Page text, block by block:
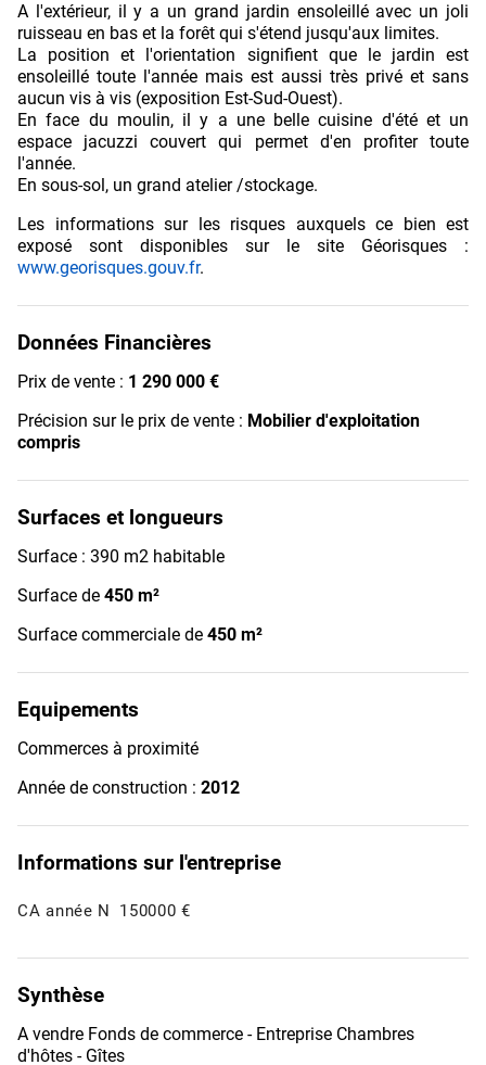
A l'extérieur, il y a un grand jardin ensoleillé avec un joli
ruisseau en bas et la forêt qui s'étend jusqu'aux limites.
La position et l'orientation signifient que le jardin est
ensoleillé toute l'année mais est aussi très privé et sans
aucun vis à vis (exposition Est-Sud-Ouest).
En face du moulin, il y a une belle cuisine d'été et un
espace jacuzzi couvert qui permet d'en profiter toute
l'année.
En sous-sol, un grand atelier /stockage.
Les informations sur les risques auxquels ce bien est
exposé sont disponibles sur le site Géorisques :
www.georisques.gouv.fr.
Données Financières
Prix de vente : 1 290 000 €
Précision sur le prix de vente : Mobilier d'exploitation
compris
Surfaces et longueurs
Surface : 390 m2 habitable
Surface de 450 m²
Surface commerciale de 450 m²
Equipements
Commerces à proximité
Année de construction : 2012
Informations sur l'entreprise
CA année N 150000 €
Synthèse
A vendre Fonds de commerce - Entreprise Chambres
d'hôtes - Gîtes